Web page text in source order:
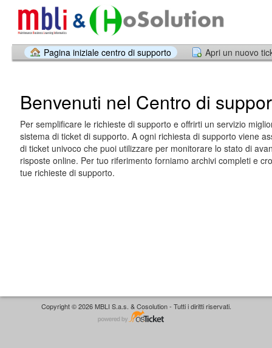
Pagina iniziale centro di supporto Apri un nuovo
Benvenuti nel Centro di
Per semplificare le richieste di supporto e offrirti un servizio
sistema di ticket di supporto. A ogni richiesta di supporto viene
di ticket univoco che puoi utilizzare per monitorare lo stato di
risposte online. Per tuo riferimento forniamo archivi completi e
tue richieste di supporto.
Copyright © 2026 MBLI S.a.s. & Cosolution - Tutti i diritti riservati.